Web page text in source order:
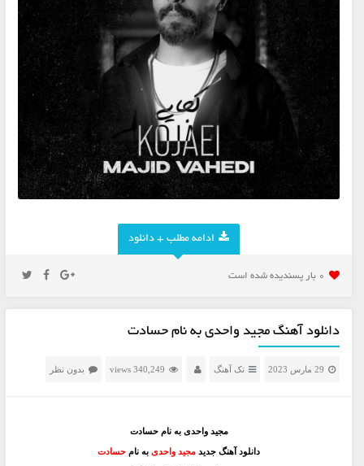
ادامه مطلب + دانلود
0 بار پسنديده شده است
دانلود آهنگ مجید واحدی به نام حسادت
29 مارس 2023 تک آهنگ 340,249 views بدون نظر
مجید واحدی به نام حسادت
دانلود آهنگ جدیدمجید واحدیبه نام حسادت